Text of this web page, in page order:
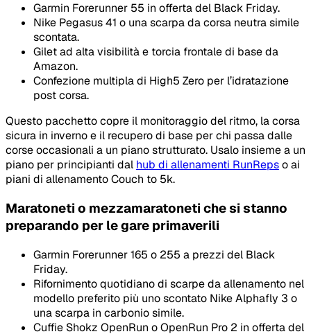
Garmin Forerunner 55 in offerta del Black Friday.
Nike Pegasus 41 o una scarpa da corsa neutra simile
scontata.
Gilet ad alta visibilità e torcia frontale di base da
Amazon.
Confezione multipla di High5 Zero per l’idratazione
post corsa.
Questo pacchetto copre il monitoraggio del ritmo, la corsa
sicura in inverno e il recupero di base per chi passa dalle
corse occasionali a un piano strutturato. Usalo insieme a un
piano per principianti dal hub di allenamenti RunRepso ai
piani di allenamento Couch to 5k.
Maratoneti o mezzamaratoneti che si stanno
preparando per le gare primaverili
Garmin Forerunner 165 o 255 a prezzi del Black
Friday.
Rifornimento quotidiano di scarpe da allenamento nel
modello preferito più uno scontato Nike Alphafly 3 o
una scarpa in carbonio simile.
Cuffie Shokz OpenRun o OpenRun Pro 2 in offerta del